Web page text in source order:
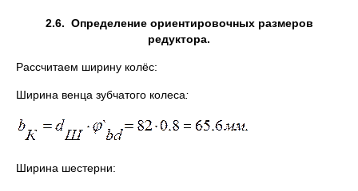
2.6. Определение ориентировочных размеров
редуктора.
Рассчитаем ширину колёс:
Ширина венца зубчатого колеса:
Ширина шестерни: